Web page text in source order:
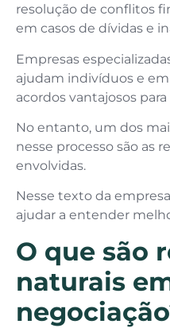
resolução de conflitos
em casos de dívidas e
Empresas
ajudam indivíduos e
acordos vantajosos
No entanto, um dos
nesse processo são as
envolvidas.
Nesse texto da empresa
ajudar a entender
O que são
naturais